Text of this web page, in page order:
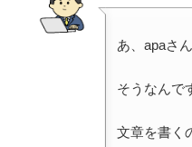
あ、apaさん
そうなんで
文章を書く